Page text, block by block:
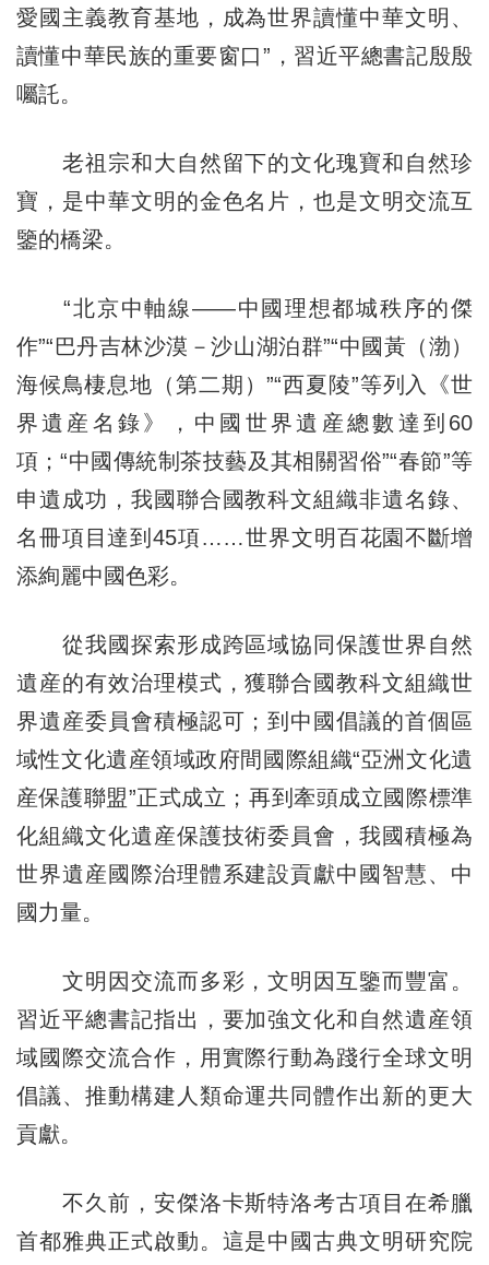
愛國主義教育基地，成為世界讀懂中華文明、
讀懂中華民族的重要窗口”，習近平總書記殷殷
囑託。
老祖宗和大自然留下的文化瑰寶和自然珍
寶，是中華文明的金色名片，也是文明交流互
鑒的橋梁。
“北京中軸線——中國理想都城秩序的傑
作”“巴丹吉林沙漠－沙山湖泊群”“中國黃（渤）
海候鳥棲息地（第二期）”“西夏陵”等列入《世
界遺産名錄》，中國世界遺産總數達到60
項；“中國傳統制茶技藝及其相關習俗”“春節”等
申遺成功，我國聯合國教科文組織非遺名錄、
名冊項目達到45項……世界文明百花園不斷增
添絢麗中國色彩。
從我國探索形成跨區域協同保護世界自然
遺産的有效治理模式，獲聯合國教科文組織世
界遺産委員會積極認可；到中國倡議的首個區
域性文化遺産領域政府間國際組織“亞洲文化遺
産保護聯盟”正式成立；再到牽頭成立國際標準
化組織文化遺産保護技術委員會，我國積極為
世界遺産國際治理體系建設貢獻中國智慧、中
國力量。
文明因交流而多彩，文明因互鑒而豐富。
習近平總書記指出，要加強文化和自然遺産領
域國際交流合作，用實際行動為踐行全球文明
倡議、推動構建人類命運共同體作出新的更大
貢獻。
不久前，安傑洛卡斯特洛考古項目在希臘
首都雅典正式啟動。這是中國古典文明研究院